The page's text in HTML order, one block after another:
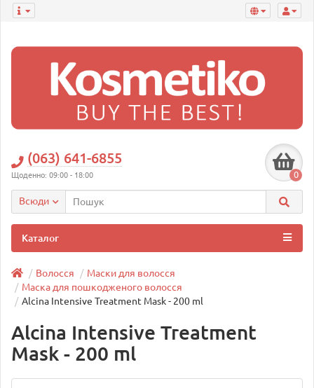
(063) 641-6855
Щоденно: 09:00 - 18:00 0
Всюди
Каталог
Волосся
Маски для волосся
Маска для пошкодженого волосся
Alcina Intensive Treatment Mask - 200 ml
Alcina Intensive Treatment
Mask - 200 ml